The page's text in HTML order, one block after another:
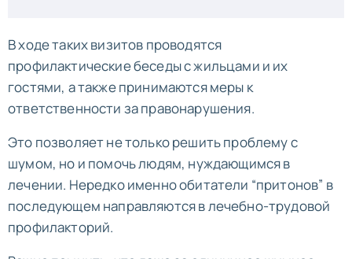
В ходе таких визитов проводятся
профилактические беседы с жильцами и их
гостями, а также принимаются меры к
ответственности за правонарушения.
Это позволяет не только решить проблему с
шумом, но и помочь людям, нуждающимся в
лечении. Нередко именно обитатели “притонов” в
последующем направляются в лечебно-трудовой
профилакторий.